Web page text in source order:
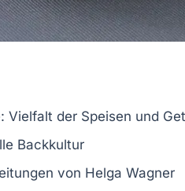
: Vielfalt der Speisen und
Backkultur
von Helga Wagner